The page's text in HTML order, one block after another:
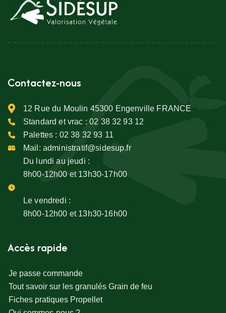
Contactez-nous
12 Rue du Moulin 45300 Engenville FRANCE
Standard et vrac :02 38 32 93 12
Palettes : 02 38 32 93 11
Mail: administratif@sidesup.fr
Du lundi au jeudi :
8h00-12h00 et 13h30-17h00
Le vendredi :
8h00-12h00 et 13h30-16h00
Accès rapide
Je passe commande
Tout savoir sur les granulés Grain de feu
Fiches pratiques Propellet